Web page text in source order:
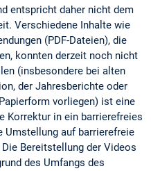
entspricht daher nicht dem
Verschiedene Inhalte wie
(PDF-Dateien), die
konnten derzeit noch nicht
(insbesondere bei alten
der Jahresberichte oder
vorliegen) ist eine
Korrektur in ein barrierefreies
Umstellung auf barrierefreie
Bereitstellung der Videos
des Umfangs des